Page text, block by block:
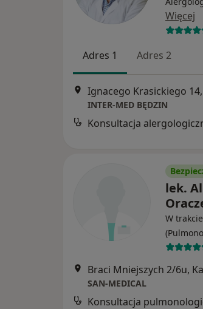
Więcej
Adres 1 Adres 2
Ignacego Krasickiego
INTER-MED BĘDZIN
Konsultacja
lek.
W
Braci Mniejszych 2/6u,
SAN-MEDICAL
Konsultacja